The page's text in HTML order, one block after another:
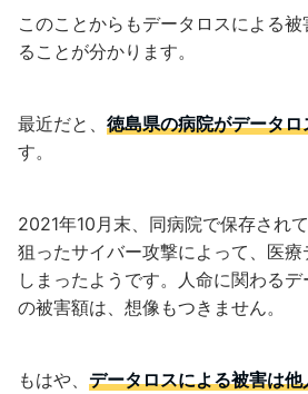
このことからもデータロスによる
ることが分かります。
最近だと、 徳島県の病院がデータロ
す。
2021年10月末、同病院で保存され
狙ったサイバー攻撃によって、医
しまったようです。人命に関わる
の被害額は、想像もつきません。
もはや、 データロスによる被害は